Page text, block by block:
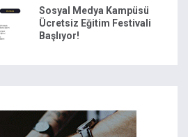
Sosyal Medya Kampüsü
Ücretsiz Eğitim Festivali
Başlıyor!